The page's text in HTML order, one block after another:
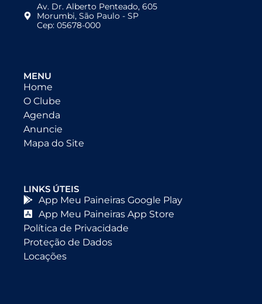
Av. Dr. Alberto Penteado, 605
Morumbi, São Paulo - SP
Cep: 05678-000
MENU
Home
O Clube
Agenda
Anuncie
Mapa do Site
LINKS ÚTEIS
App Meu Paineiras Google Play
App Meu Paineiras App Store
Política de Privacidade
Proteção de Dados
Locações